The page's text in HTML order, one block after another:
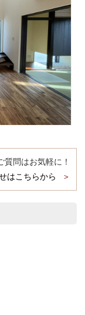
問はお気軽に！
はこちらから